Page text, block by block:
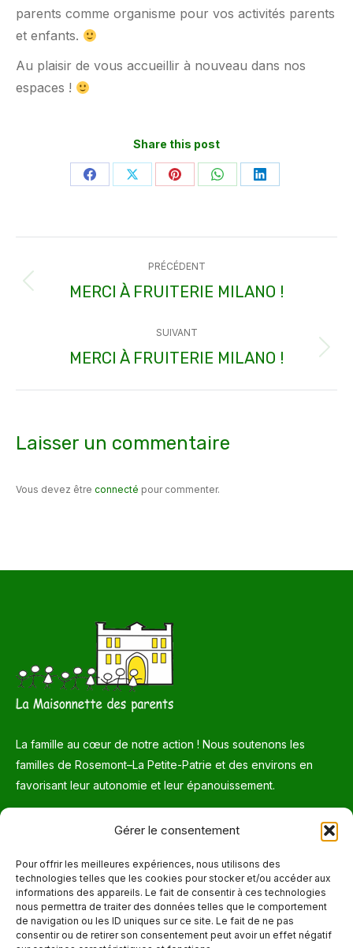
Gérer le consentement
Pour offrir les meilleures expériences, nous utilisons des
technologies telles que les cookies pour stocker et/ou accéder aux
informations des appareils. Le fait de consentir à ces technologies
nous permettra de traiter des données telles que le comportement
de navigation ou les ID uniques sur ce site. Le fait de ne pas
consentir ou de retirer son consentement peut avoir un effet négatif
parents comme organisme pour vos activités parents
et enfants.
Au plaisir de vous accueillir à nouveau dans nos
espaces !
Share this post
PartagerPartagerPartagerPartagerPartager
article
PRÉCÉDENT
Article
:
MERCI À FRUITERIE MILANO !
SUIVANT
Article
MERCI À FRUITERIE MILANO !
Laisser un commentaire
Vous devez être connecté pour commenter.
La famille au cœur de notre action ! Nous soutenons les
familles de Rosemont–La Petite-Patrie et des environs en
favorisant leur autonomie et leur épanouissement.
Courriel
info@maisonnettedesparents.org